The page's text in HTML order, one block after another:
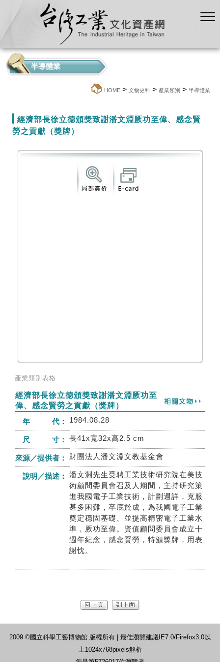
半導體業
HOME > 文物史料 > 產業類別 > 半導體業
經濟部長徐立德頒獎致謝潘文淵厥功至偉、感念賢
勞之貢獻（獎牌）
產業類別表格
經濟部長徐立德頒獎致謝潘文淵厥功至
偉、感念賢勞之貢獻（獎牌）
年 代：
1984.08.28
尺 寸： 長41x寬32x高2.5 cm
來源／提供者： 財團法人潘文淵文教基金會
說明／描述：
潘文淵先生受聘工業技術研究院在美技
術顧問委員會召及人期間，主持研究策
進我國電子工業技術，計劃週詳，克服
甚多困難，卒底於成，為我國電子工業
奠定穩固基礎、並提高精密電子工業水
準，厥功至偉。資值顧問委員會成立十
週年紀念，感念賢勞，特頒獎牌，用表
謝忱。
2009 ©國立科學工藝博物館 版權所有 | 最佳瀏覽建議IE7.0/Firefox3.0以
上1024x768pixels解析